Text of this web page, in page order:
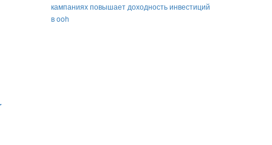
кампаниях повышает доходность инвестиций
в ooh